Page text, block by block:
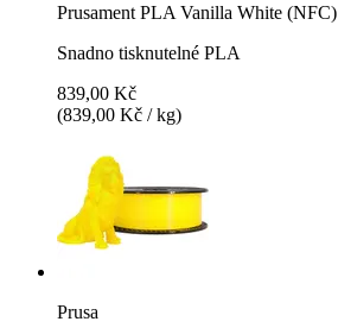
Prusament PLA Vanilla White (NFC)
Snadno tisknutelné PLA
839,00 Kč
(839,00 Kč / kg)
Prusa